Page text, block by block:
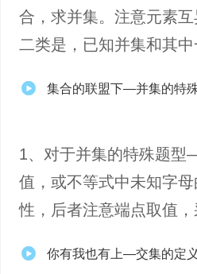
合，求并集。注意元素
二类是，已知并集和其
集合的联盟下—并集的特
1、对于并集的特殊题
值，或不等式中未知字
性，后者注意端点取值
你有我也有上—交集的定